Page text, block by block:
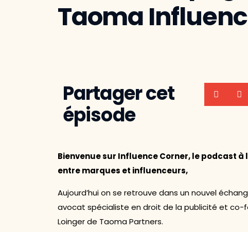
Taoma
Partager cet
épisode
Bienvenue sur Influence Corner, le podcast à
entre marques et influenceurs,
Aujourd’hui on se retrouve dans un nouvel
avocat spécialiste en droit de la publicité et co-
Loinger de Taoma Partners.